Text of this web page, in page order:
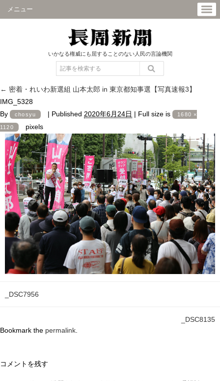
メニュー
いかなる権威にも屈することのない人民の言論機関
← 密着・れいわ新選組 山本太郎 in 東京都知事選【写真速報3】
IMG_5328
By
chosyu | Published 2020年6月24日 | Full size is 1680 ×
1120 pixels
_DSC7956
_DSC8135
Bookmark the permalink
コメントを残す